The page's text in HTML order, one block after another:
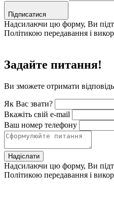
Підписатися
Надсилаючи цю форму, Ви
Політикою передавання і
Задайте питання!
Ви зможете отримати
Як Вас звати?
Вкажіть свій e-mail
Ваш номер телефону
Надіслати
Надсилаючи цю форму, Ви
Політикою передавання і